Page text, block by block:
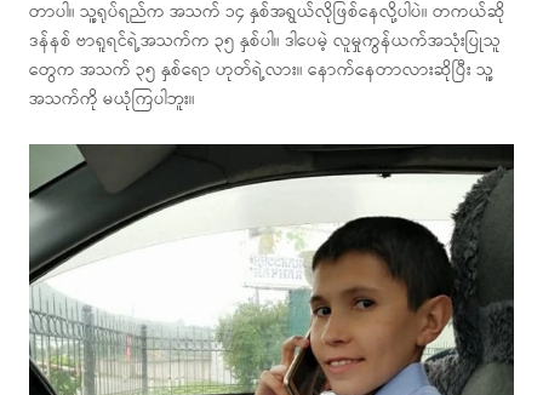
တာပါ။ သူ့ရုပ်ရည်က အသက် ၁၄ နှစ်အရွယ်လိုဖြစ်နေလို့ပါပဲ။ တကယ်ဆို
ဒန်နစ် ဗာရူရင်ရဲ့အသက်က ၃၅ နှစ်ပါ။ ဒါပေမဲ့ လူမှုကွန်ယက်အသုံးပြုသူ
တွေက အသက် ၃၅ နှစ်ရော ဟုတ်ရဲ့လား။ နောက်နေတာလားဆိုပြီး သူ့
အသက်ကို မယုံကြပါဘူး။